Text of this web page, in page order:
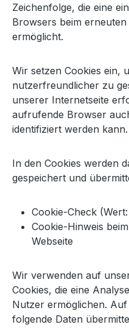
Zeichenfolge, die eine
Browsers beim
ermöglicht.
Wir setzen Cookies ein,
nutzerfreundlicher zu
unserer Internetseite
aufrufende Browser
identifiziert werden kann.
In den Cookies werden
gespeichert und
Cookie-Check (Wert:
Cookie-Hinweis
Webseite
Wir verwenden auf
Cookies, die eine
Nutzer ermöglichen. Auf
folgende Daten